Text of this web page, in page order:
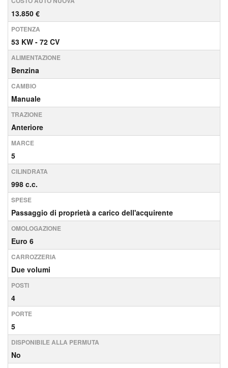
13.850 €
POTENZA
53 KW - 72 CV
ALIMENTAZIONE
Benzina
CAMBIO
Manuale
TRAZIONE
Anteriore
MARCE
5
CILINDRATA
998 c.c.
SPESE
Passaggio di proprietà a carico dell'acquirente
OMOLOGAZIONE
Euro 6
CARROZZERIA
Due volumi
POSTI
4
PORTE
5
DISPONIBILE ALLA PERMUTA
No